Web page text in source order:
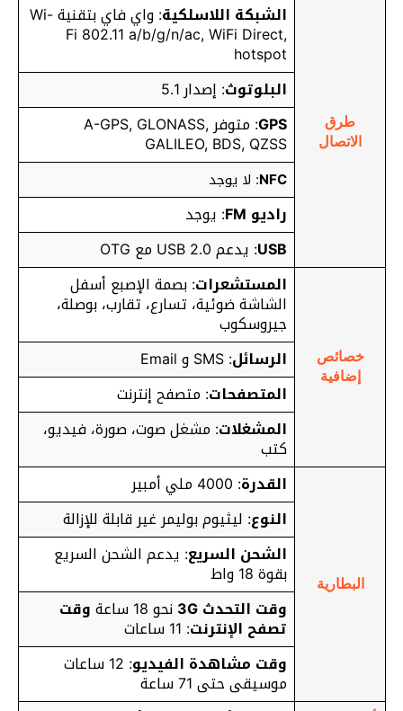
طرق
الاتصال
الشبكة اللاسلكية : واي فاي بتقنية Wi-
Fi 802.11 a/b/g/n/ac, WiFi Direct,
hotspot
البلوتوث: إصدار 5.1
GPS
: متوفر A-GPS, GLONASS,
GALILEO, BDS, QZSS
NFC: لا يوجد
راديو FM
: يوجد
USB: يدعم USB 2.0 مع OTG
خصائص
إضافية
المستشعرات: بصمة الإصبع أسفل
الشاشة ضوئية، تسارع، تقارب، بوصلة،
جيروسكوب
الرسائل: SMS و Email
المتصفحات: متصفح إنترنت
المشغلات: مشغل صوت، صورة، فيديو،
كتب
البطارية
القدرة: 4000 ملي أمبير
النوع: ليثيوم بوليمر غير قابلة للإزالة
الشحن السريع: يدعم الشحن السريع
بقوة 18 واط
وقت التحدث 3G
نحو 18 ساعة وقت
تصفح الإنترنت: 11 ساعات
وقت مشاهدة الفيديو
: 12 ساعات
موسيقى حتى 71 ساعة